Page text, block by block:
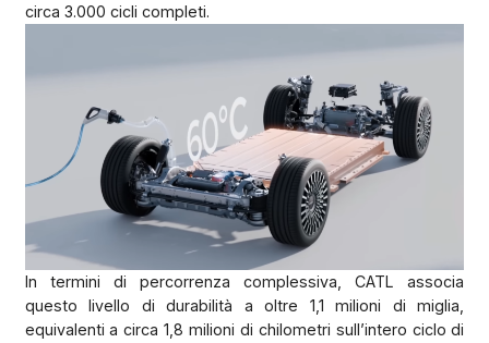
circa 3.000 cicli completi.
In termini di percorrenza complessiva, CATL associa
questo livello di durabilità a oltre 1,1 milioni di miglia,
equivalenti a circa 1,8 milioni di chilometri sull’intero ciclo di